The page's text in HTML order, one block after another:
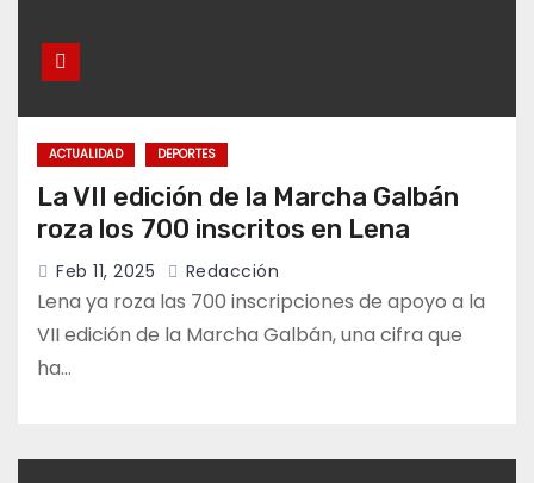
ACTUALIDAD DEPORTES
La VII edición de la Marcha Galbán
roza los 700 inscritos en Lena
Feb 11, 2025 Redacción
Lena ya roza las 700 inscripciones de apoyo a la
VII edición de la Marcha Galbán, una cifra que
ha…